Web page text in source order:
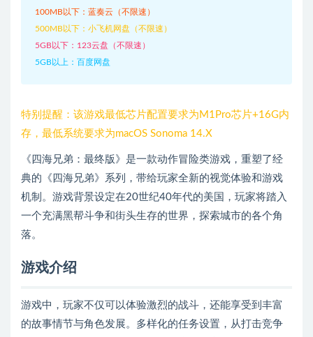
100MB以下：蓝奏云（不限速）
500MB以下：小飞机网盘（不限速）
5GB以下：123云盘（不限速）
5GB以上：百度网盘
特别提醒：该游戏最低芯片配置要求为M1Pro芯片+16G内
存，最低系统要求为macOS Sonoma 14.X
《四海兄弟：最终版》是一款动作冒险类游戏，重塑了经
典的《四海兄弟》系列，带给玩家全新的视觉体验和游戏
机制。游戏背景设定在20世纪40年代的美国，玩家将踏入
一个充满黑帮斗争和街头生存的世界，探索城市的各个角
落。
游戏介绍
游戏中，玩家不仅可以体验激烈的战斗，还能享受到丰富
的故事情节与角色发展。多样化的任务设置，从打击竞争